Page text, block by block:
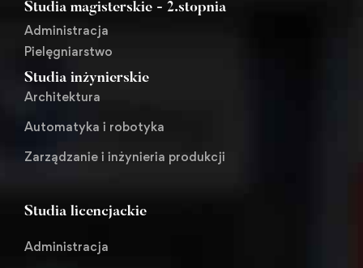
Studia magisterskie - 2.stopnia
Administracja
Pielęgniarstwo
Studia inżynierskie
Architektura
Automatyka i robotyka
Zarządzanie i inżynieria produkcji
Studia licencjackie
Administracja